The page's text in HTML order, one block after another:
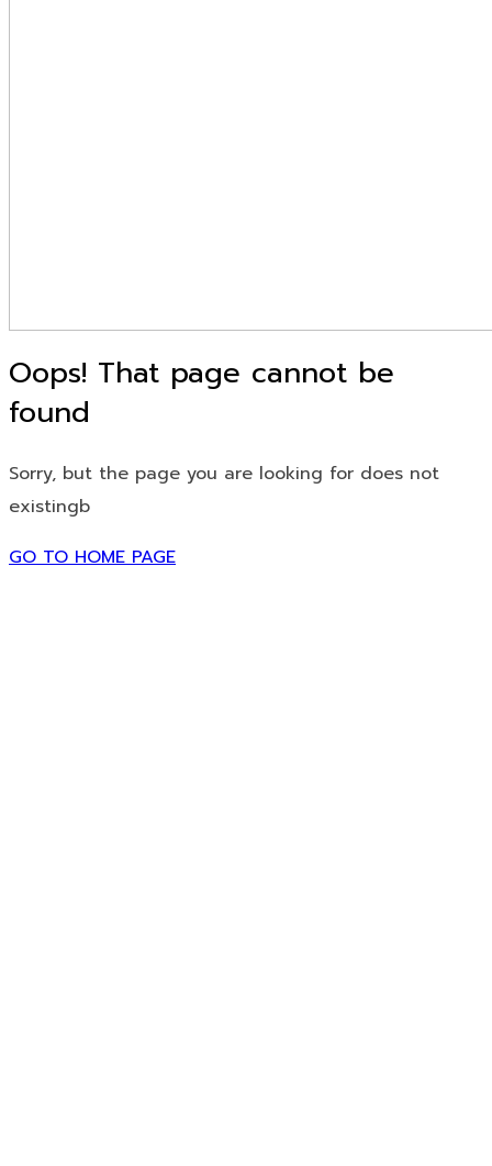
Oops! That page cannot be
found
Sorry, but the page you are looking for does not
existingb
GO TO HOME PAGE